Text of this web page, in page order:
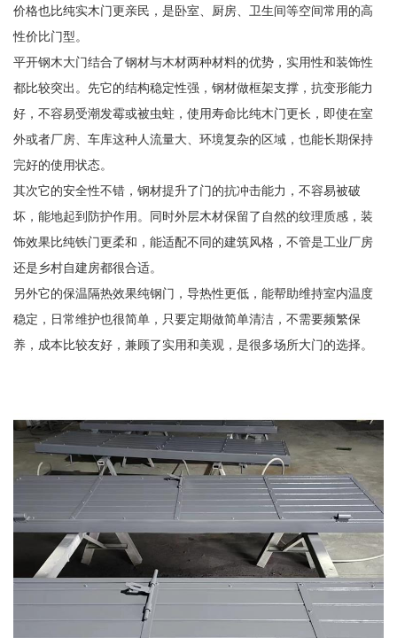
价格也比纯实木门更亲民，是卧室、厨房、卫生间等空间常用的高
性价比门型。
平开钢木大门结合了钢材与木材两种材料的优势，实用性和装饰性
都比较突出。先它的结构稳定性强，钢材做框架支撑，抗变形能力
好，不容易受潮发霉或被虫蛀，使用寿命比纯木门更长，即使在室
外或者厂房、车库这种人流量大、环境复杂的区域，也能长期保持
完好的使用状态。
其次它的安全性不错，钢材提升了门的抗冲击能力，不容易被破
坏，能地起到防护作用。同时外层木材保留了自然的纹理质感，装
饰效果比纯铁门更柔和，能适配不同的建筑风格，不管是工业厂房
还是乡村自建房都很合适。
另外它的保温隔热效果纯钢门，导热性更低，能帮助维持室内温度
稳定，日常维护也很简单，只要定期做简单清洁，不需要频繁保
养，成本比较友好，兼顾了实用和美观，是很多场所大门的选择。